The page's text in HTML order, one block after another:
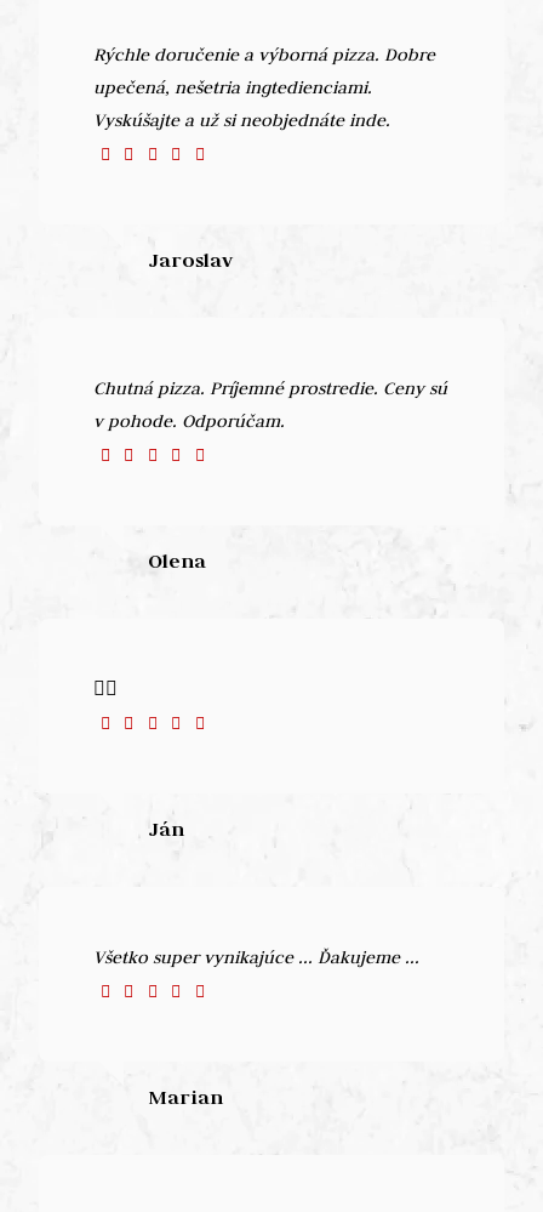
Rýchle doručenie a výborná pizza. Dobre
upečená, nešetria ingtedienciami.
Vyskúšajte a už si neobjednáte inde.
Jaroslav
Chutná pizza. Príjemné prostredie. Ceny sú
v pohode. Odporúčam.
Olena
👍🏼
Ján
Všetko super vynikajúce ... Ďakujeme ...
Marian